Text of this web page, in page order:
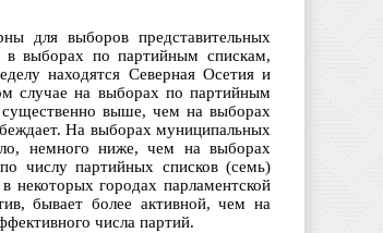
для выборов представительных
в выборах по партийным спискам,
находятся Северная Осетия и
случае на выборах по партийным
выше, чем на выборах
На выборах муниципальных
немного ниже, чем на выборах
числу партийных списков (семь)
некоторых городах парламентской
бывает более активной, чем на
числа партий.